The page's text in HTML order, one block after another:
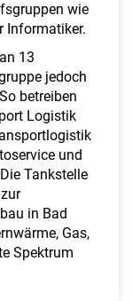
wie
Informatiker.
13
jedoch
betreiben
Logistik
und
Tankstelle
in Bad
Gas,
Spektrum